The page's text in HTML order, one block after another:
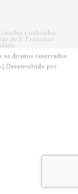
e utilizados
de S. Francisco.
os direitos reservados.
| Desenvolvido por